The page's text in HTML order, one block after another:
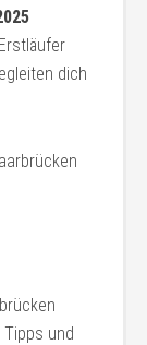
dich
und